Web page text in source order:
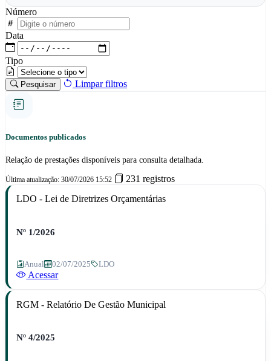
Número
Data
Tipo
Pesquisar Limpar filtros
Documentos publicados
Relação de prestações disponíveis para consulta detalhada.
Última atualização: 30/07/2026 15:52
231 registros
LDO - Lei de Diretrizes Orçamentárias
Nº 1/2026
Anual 02/07/2025 LDO
Acessar
RGM - Relatório De Gestão Municipal
Nº 4/2025